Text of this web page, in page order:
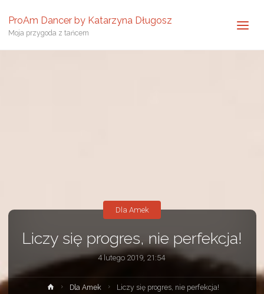
ProAm Dancer by Katarzyna Długosz
Moja przygoda z tańcem
Liczy się progres, nie perfekcja!
4 lutego 2019, 21:54
Dla Amek
StronaDla Amek Liczy się progres, nie perfekcja!